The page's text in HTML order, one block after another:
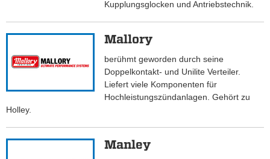
Kupplungsglocken und Antriebstechnik.
Mallory
berühmt geworden durch seine
Doppelkontakt- und Unilite Verteiler.
Liefert viele Komponenten für
Hochleistungszündanlagen. Gehört zu
Holley.
Manley